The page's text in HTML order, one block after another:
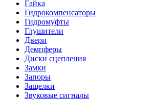
Гайка
Гидрокомпенсаторы
Гидромуфты
Глушители
Двери
Демпферы
Диски сцепления
Замки
Запоры
Защелки
Звуковые сигналы